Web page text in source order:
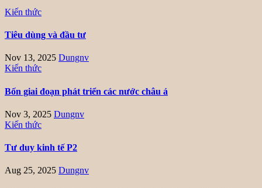
Kiến thức
Tiêu dùng và đầu tư
Nov 13, 2025 Dungnv
Kiến thức
Bốn giai đoạn phát triển các nước châu á
Nov 3, 2025 Dungnv
Kiến thức
Tư duy kinh tế P2
Aug 25, 2025 Dungnv